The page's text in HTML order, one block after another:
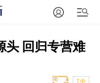
头 回归专营难
T中